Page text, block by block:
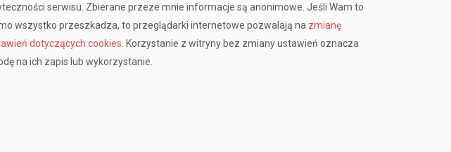
serwisu. Zbierane przeze mnie informacje są anonimowe. Jeśli Wam to
wszystko przeszkadza, to przeglądarki internetowe pozwalają na zmianę
dotyczących cookies . Korzystanie z witryny bez zmiany ustawień oznacza
na ich zapis lub wykorzystanie.